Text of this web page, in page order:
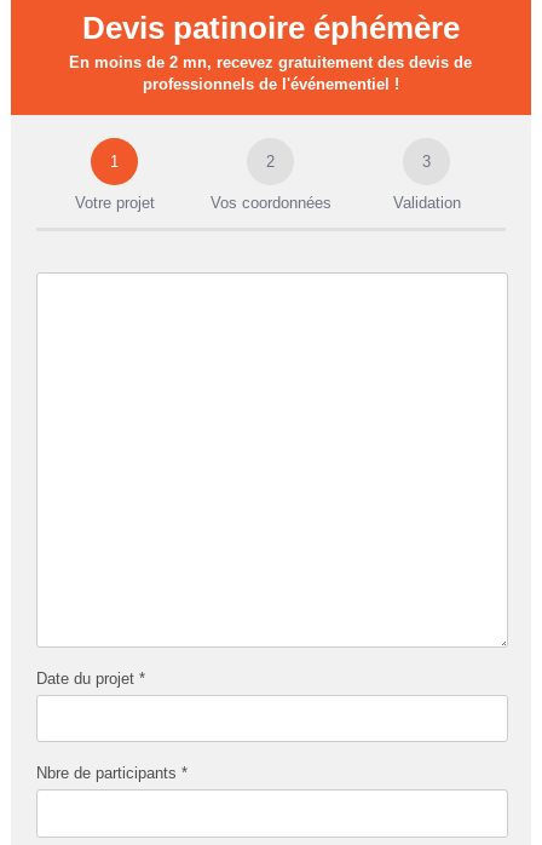
Devis patinoire éphémère
En moins de 2 mn, recevez gratuitement des devis de
professionnels de l'événementiel !
1
Votre projet
2
Vos coordonnées
3
Validation
Date du projet *
Nbre de participants *